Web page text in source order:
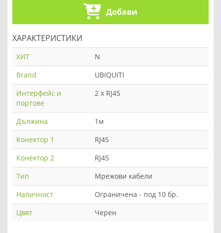
Добави
ХАРАКТЕРИСТИКИ
ХИТ
N
Brand
UBIQUITI
Интерфейс и
портове
2 x RJ45
Дължина
1м
Конектор 1
RJ45
Конектор 2
RJ45
Тип
Мрежови кабели
Наличност
Ограничена - под 10 бр.
Цвят
Черен